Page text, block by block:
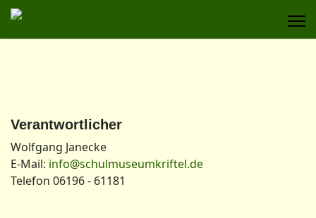
Verantwortlicher
Wolfgang Janecke
E-Mail: info@schulmuseumkriftel.de
Telefon 06196 - 61181